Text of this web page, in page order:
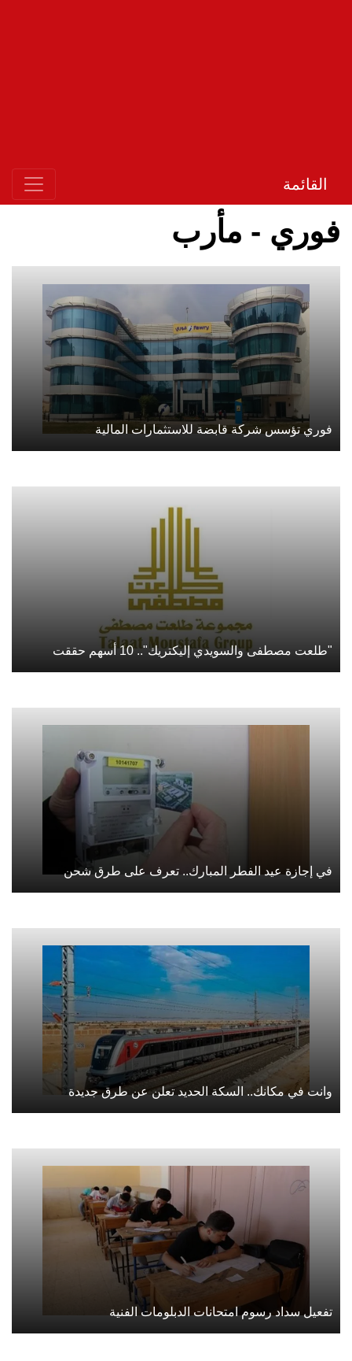
القائمة
فوري - مأرب
فوري تؤسس شركة قابضة للاستثمارات المالية
"طلعت مصطفى والسويدي إليكتريك".. 10 أسهم حققت
في إجازة عيد الفطر المبارك.. تعرف على طرق شحن
وانت في مكانك.. السكة الحديد تعلن عن طرق جديدة
تفعيل سداد رسوم امتحانات الدبلومات الفنية